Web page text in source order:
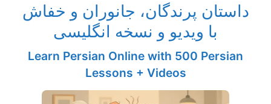
داستان پرندگان، جانوران و خفاش
با ویدیو و نسخه انگلیسی
Learn Persian Online with 500 Persian
Lessons + Videos